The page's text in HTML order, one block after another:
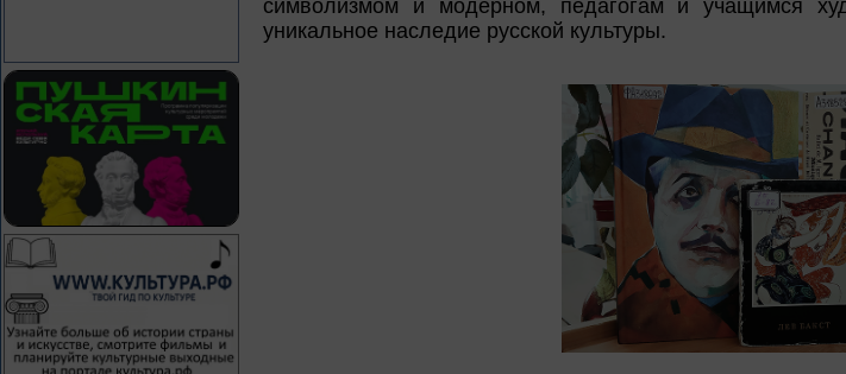
символизмом и модерном, педагогам и учащимся
уникальное наследие русской культуры.